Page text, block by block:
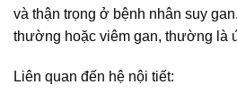
và thận trọng ở bệnh nhân suy
thường hoặc viêm gan, thường là
Liên quan đến hệ nội tiết: